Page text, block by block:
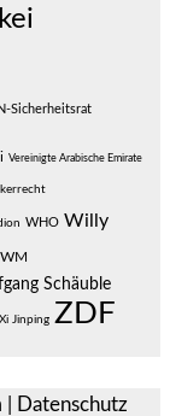
Sicherheitsrat
Vereinigte Arabische Emirate
WHO Willy
WM
Schäuble
Xi Jinping ZDF
Datenschutz